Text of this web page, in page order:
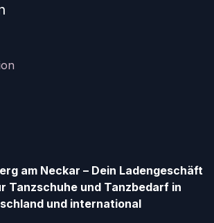
am Neckar – Dein Ladengeschäft
Tanzschuhe und Tanzbedarf in
und international